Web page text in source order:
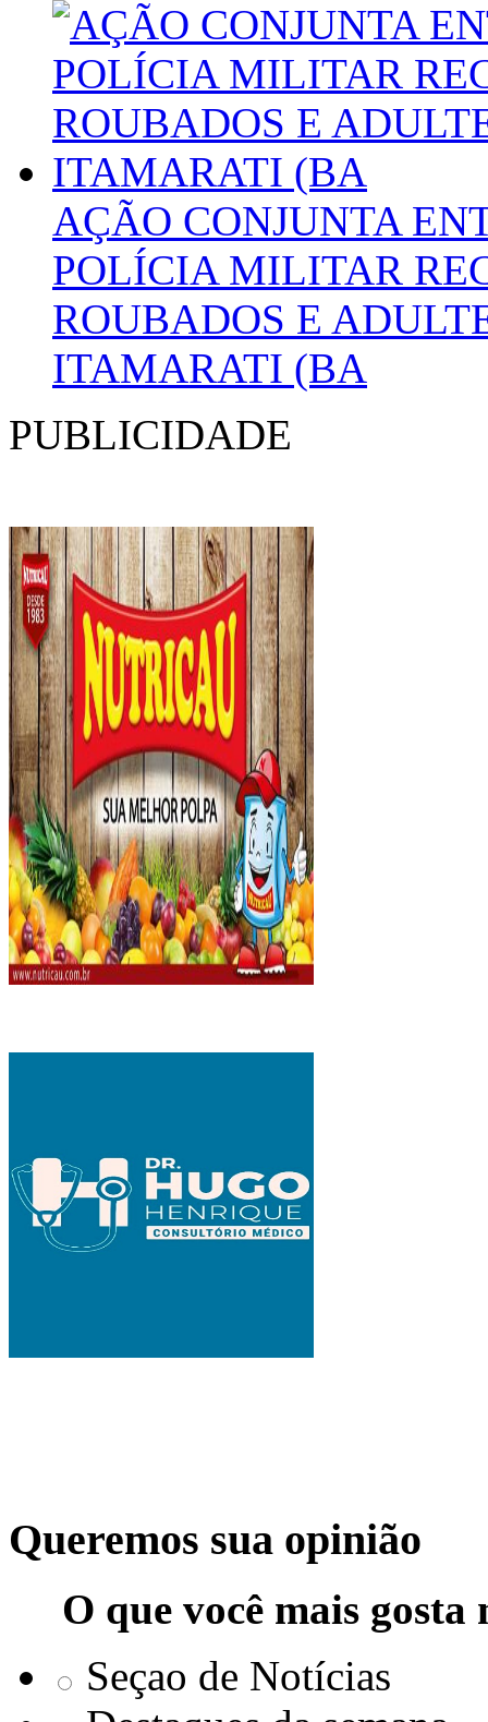
AÇÃO CONJUNTA
POLÍCIA MILITAR
ROUBADOS E
ITAMARATI (BA
PUBLICIDADE
Queremos sua opinião
O que você mais
Seçao de Notícias